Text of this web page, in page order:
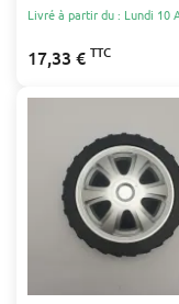
Livré à partir du : Lundi 10
17,33 € TTC